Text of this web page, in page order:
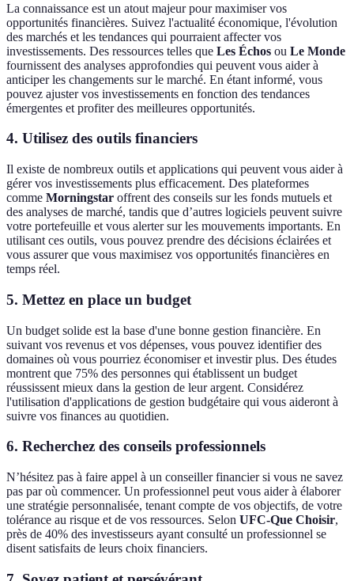
La connaissance est un atout majeur pour maximiser vos
opportunités financières. Suivez l'actualité économique, l'évolution
des marchés et les tendances qui pourraient affecter vos
investissements. Des ressources telles que Les Échos ou Le Monde
fournissent des analyses approfondies qui peuvent vous aider à
anticiper les changements sur le marché. En étant informé, vous
pouvez ajuster vos investissements en fonction des tendances
émergentes et profiter des meilleures opportunités.
4. Utilisez des outils financiers
Il existe de nombreux outils et applications qui peuvent vous aider à
gérer vos investissements plus efficacement. Des plateformes
comme Morningstar offrent des conseils sur les fonds mutuels et
des analyses de marché, tandis que d’autres logiciels peuvent suivre
votre portefeuille et vous alerter sur les mouvements importants. En
utilisant ces outils, vous pouvez prendre des décisions éclairées et
vous assurer que vous maximisez vos opportunités financières en
temps réel.
5. Mettez en place un budget
Un budget solide est la base d'une bonne gestion financière. En
suivant vos revenus et vos dépenses, vous pouvez identifier des
domaines où vous pourriez économiser et investir plus. Des études
montrent que 75% des personnes qui établissent un budget
réussissent mieux dans la gestion de leur argent. Considérez
l'utilisation d'applications de gestion budgétaire qui vous aideront à
suivre vos finances au quotidien.
6. Recherchez des conseils professionnels
N’hésitez pas à faire appel à un conseiller financier si vous ne savez
pas par où commencer. Un professionnel peut vous aider à élaborer
une stratégie personnalisée, tenant compte de vos objectifs, de votre
tolérance au risque et de vos ressources. Selon UFC-Que Choisir,
près de 40% des investisseurs ayant consulté un professionnel se
disent satisfaits de leurs choix financiers.